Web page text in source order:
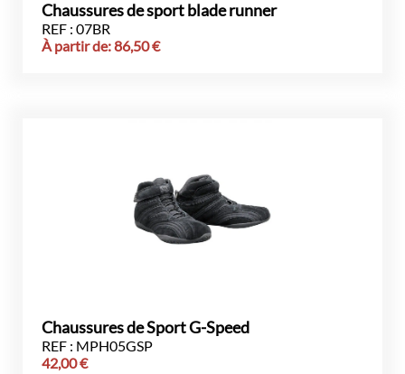
Chaussures de sport blade runner
REF : 07BR
À partir de:86,50€
Chaussures de Sport G-Speed
REF : MPH05GSP
42,00€